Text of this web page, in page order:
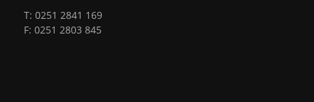
T: 0251 2841 169
F: 0251 2803 845